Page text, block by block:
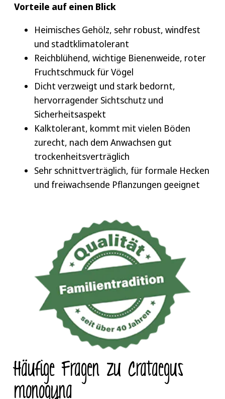
Vorteile auf einen Blick
Heimisches Gehölz, sehr robust, windfest
und stadtklimatolerant
Reichblühend, wichtige Bienenweide, roter
Fruchtschmuck für Vögel
Dicht verzweigt und stark bedornt,
hervorragender Sichtschutz und
Sicherheitsaspekt
Kalktolerant, kommt mit vielen Böden
zurecht, nach dem Anwachsen gut
trockenheitsverträglich
Sehr schnittverträglich, für formale Hecken
und freiwachsende Pflanzungen geeignet
Häufige Fragen zu Crataegus
monogyna